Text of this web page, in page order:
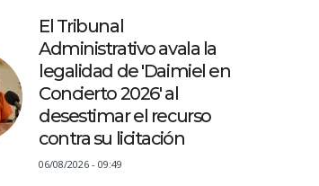
El Tribunal
Administrativo avala la
legalidad de 'Daimiel en
Concierto 2026' al
desestimar el recurso
contra su licitación
06/08/2026 - 09:49